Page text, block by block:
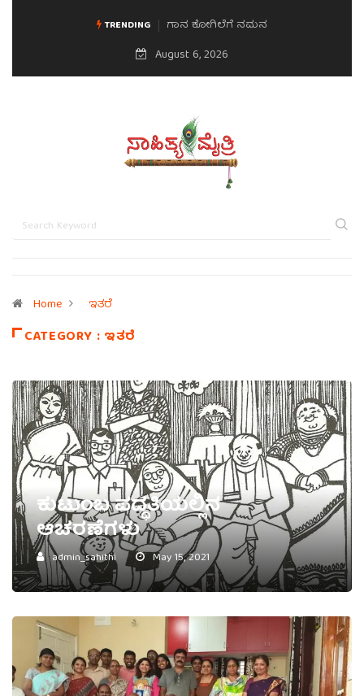
TRENDING ಗಾನ ಕೋಗಿಲೆಗೆ ನಮನ
August 6, 2026
Home ಇತರೆ
CATEGORY : ಇತರೆ
ಕುಟುಂಬ ಪದ್ಧತಿಯಲ್ಲಿನ
ಆಚರಣೆಗಳು
admin_sahithi May 15, 2021